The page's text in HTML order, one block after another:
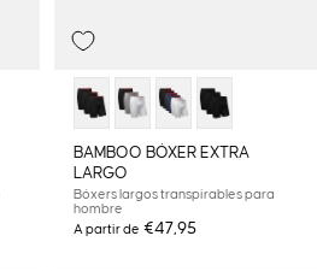
BAMBOO BÓXER EXTRA
LARGO
Bóxers largos transpirables para
hombre
A partir de €47,95